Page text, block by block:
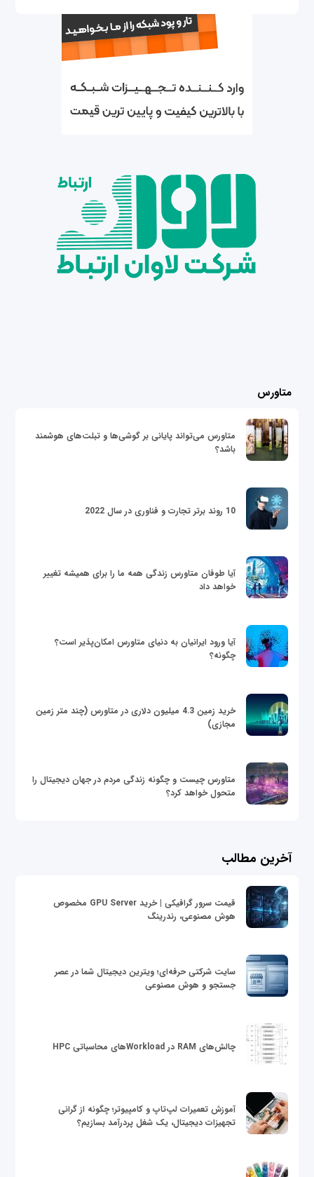
متاورس
متاورس می‌تواند پایانی بر گوشی‌ها و تبلت‌های هوشمند
باشد؟
10 روند برتر تجارت و فناوری در سال 2022
آیا طوفان متاورس زندگی همه ما را برای همیشه تغییر
خواهد داد
آیا ورود ایرانیان به دنیای متاورس امکان‌پذیر است؟
چگونه؟
خرید زمین 4.3 میلیون دلاری در متاورس (چند متر زمین
مجازی)
متاورس چیست و چگونه زندگی مردم در جهان دیجیتال را
متحول خواهد کرد؟
آخرین مطالب
قیمت سرور گرافیکی | خرید GPU Server مخصوص
هوش مصنوعی، رندرینگ
سایت شرکتی حرفه‌ای؛ ویترین دیجیتال شما در عصر
جستجو و هوش مصنوعی
چالش‌های RAM در Workloadهای محاسباتی HPC
آموزش تعمیرات لپ‌تاپ و کامپیوتر؛ چگونه از گرانی
تجهیزات دیجیتال، یک شغل پردرآمد بسازیم؟